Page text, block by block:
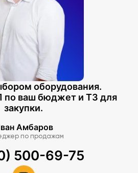
оборудования.
по ваш бюджет и ТЗ для
закупки.
Амбаров
по продажам
500-69-75